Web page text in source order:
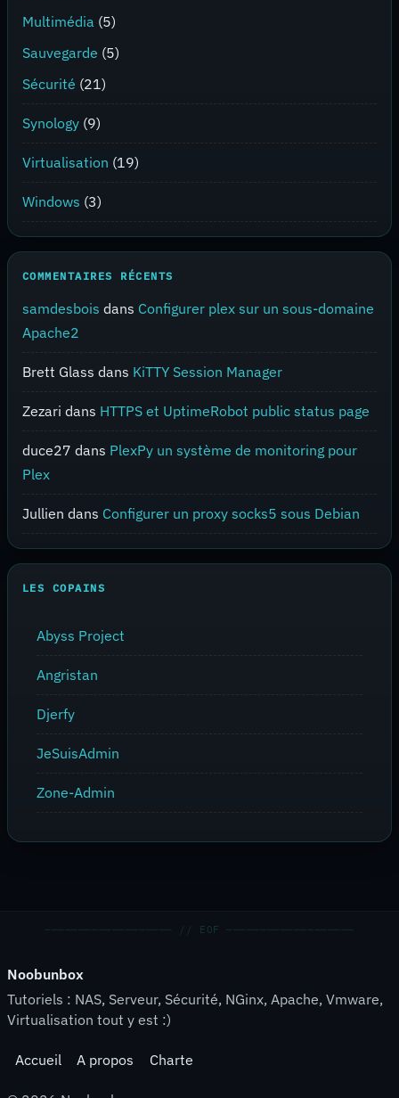
Multimédia (5)
Sauvegarde (5)
Sécurité (21)
Synology (9)
Virtualisation (19)
Windows (3)
COMMENTAIRES RÉCENTS
samdesbois dans Configurer plex sur un sous-domaine
Apache2
Brett Glass dans KiTTY Session Manager
Zezari dans HTTPS et UptimeRobot public status page
duce27 dans PlexPy un système de monitoring pour
Plex
Jullien dans Configurer un proxy socks5 sous Debian
LES COPAINS
Abyss Project
Angristan
Djerfy
JeSuisAdmin
Zone-Admin
Noobunbox
Tutoriels : NAS, Serveur, Sécurité, NGinx, Apache, Vmware,
Virtualisation tout y est :)
Accueil A propos Charte